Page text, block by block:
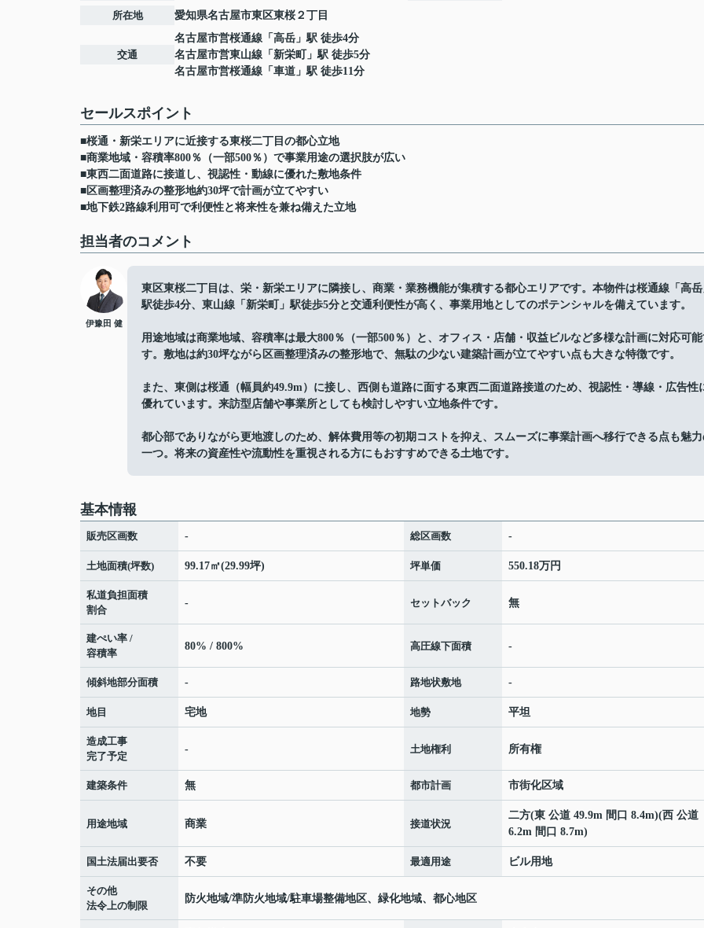
所在地 愛知県名古屋市東区東桜 ２丁目
交通
名古屋市営桜通線 「 高岳 」駅 徒歩4分
名古屋市営東山線 「 新栄町
」駅 徒歩5分
名古屋市営桜通線 「 車道 」駅 徒歩11分
セールスポイント
■桜通・新栄エリアに近接する東桜二丁目の都心立地
■商業地域・容積率800％（一部500％）で事業用途の選択肢が広い
■東西二面道路に接道し、視認性・動線に優れた敷地条件
■区画整理済みの整形地約30坪で計画が立てやすい
■地下鉄2路線利用可で利便性と将来性を兼ね備えた立地
担当者のコメント
伊豫田 健
東区東桜二丁目は、栄・新栄エリアに隣接し、商業・業務機能が集積する都心エリアです。本物件は桜通線「高
駅徒歩4分、東山線「新栄町」駅徒歩5分と交通利便性が高く、事業用地としてのポテンシャルを備えています。
用途地域は商業地域、容積率は最大800％（一部500％）と、オフィス・店舗・収益ビルなど多様な計画に対応可
す。敷地は約30坪ながら区画整理済みの整形地で、無駄の少ない建築計画が立てやすい点も大きな特徴です。
また、東側は桜通（幅員約49.9m）に接し、西側も道路に面する東西二面道路接道のため、視認性・導線・広告性
優れています。来訪型店舗や事業所としても検討しやすい立地条件です。
都心部でありながら更地渡しのため、解体費用等の初期コストを抑え、スムーズに事業計画へ移行できる点も魅
一つ。将来の資産性や流動性を重視される方にもおすすめできる土地です。
基本情報
販売区画数 - 総区画数 -
土地面積(坪数) 99.17㎡(29.99坪) 坪単価 550.18万円
私道負担面積
割合
- セットバック 無
建ぺい率 /
容積率
80% / 800% 高圧線下面積 -
傾斜地部分面積 - 路地状敷地 -
地目 宅地 地勢 平坦
造成工事
完了予定
- 土地権利 所有権
建築条件 無 都市計画 市街化区域
用途地域 商業 接道状況
二方(東 公道 49.9m 間口 8.4m)(西 公道
6.2m 間口 8.7m)
国土法届出要否 不要 最適用途 ビル用地
その他
法令上の制限
防火地域/準防火地域/駐車場整備地区、緑化地域、都心地区